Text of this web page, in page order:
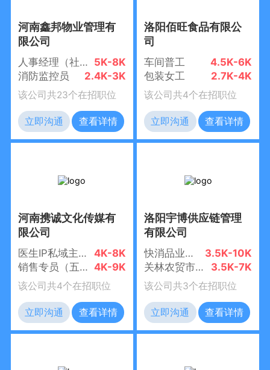
河南鑫邦物业管理有
限公司
人事经理（社保方向） 5K-8K
消防监控员
2.4K-3K
该公司共23个在招职位
立即沟通 查看详情
洛阳佰旺食品有限公
司
车间普工
4.5K-6K
包装女工
2.7K-4K
该公司共4个在招职位
立即沟通 查看详情
河南携诚文化传媒有
限公司
医生IP私域主管（五险4000-8000）
4K-8K
销售专员（五险+时间自由4000-9000） 4K-9K
该公司共4个在招职位
立即沟通 查看详情
洛阳宇博供应链管理
有限公司
快消品业务员
3.5K-10K
关林农贸市场配货/普工（午餐）
3.5K-7K
该公司共3个在招职位
立即沟通 查看详情